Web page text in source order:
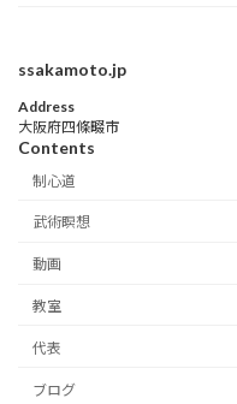
ssakamoto.jp
Address
大阪府四條畷市
Contents
制心道
武術瞑想
動画
教室
代表
ブログ